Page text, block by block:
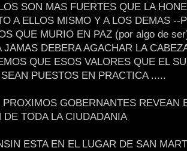
SON MAS FUERTES QUE LA
A ELLOS MISMO Y A LOS DEMAS --
QUE MURIO EN PAZ (por algo de
JAMAS DEBERA AGACHAR LA
QUE ESOS VALORES QUE EL
PUESTOS EN PRACTICA .....
GOBERNANTES REVEAN
DE TODA LA CIUDADANIA
ESTA EN EL LUGAR DE SAN